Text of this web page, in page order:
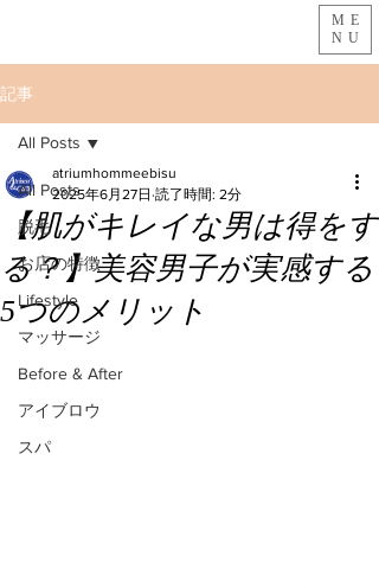
ME
NU
記事
All Posts
脱毛
お店の特徴
Lifestyle
マッサージ
Before & After
アイブロウ
スパ
All Posts
【肌がキレイな男は得をす
る？】美容男子が実感する
5つのメリット
atriumhommeebisu
2025年6月27日 読了時間: 2分